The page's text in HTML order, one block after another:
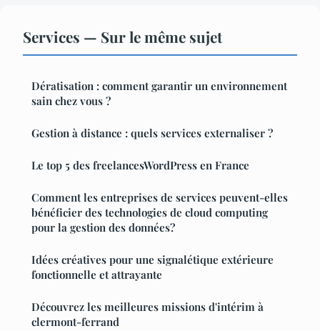
Services — Sur le même sujet
Dératisation : comment garantir un environnement
sain chez vous ?
Gestion à distance : quels services externaliser ?
Le top 5 des freelancesWordPress en France
Comment les entreprises de services peuvent-elles
bénéficier des technologies de cloud computing
pour la gestion des données?
Idées créatives pour une signalétique extérieure
fonctionnelle et attrayante
Découvrez les meilleures missions d'intérim à
clermont-ferrand